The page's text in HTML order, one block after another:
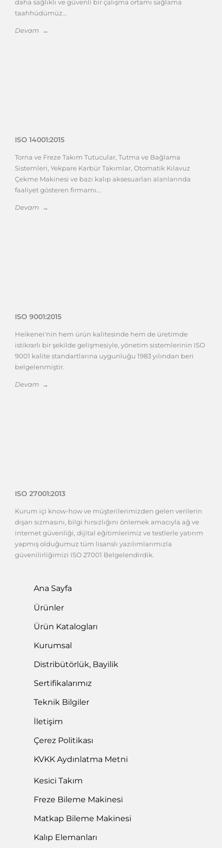
daha sağlıklı ve güvenli bir çalışma ortamı sağlama
taahhüdümüz...
Devam →
ISO 14001:2015
Torna ve Freze Takım Tutucular, Tutma ve Bağlama
Sistemleri, Yekpare Karbür Takımlar, Otomatik Kılavuz
Çekme Makinesi ve bazı kalıp aksesuarları alanlarında
faaliyet gösteren firmamı...
Devam →
ISO 9001:2015
Heikenei'nin hem ürün kalitesinde hem de üretimde
istikrarlı bir şekilde gelişmesiyle, yönetim sistemlerinin ISO
9001 kalite standartlarına uygunluğu 1983 yılından beri
belgelenmiştir.
Devam →
ISO 27001:2013
Kurum içi know-how ve müşterilerimizden gelen verilerin
dışarı sızmasını, bilgi hırsızlığını önlemek amacıyla ağ ve
internet güvenliği, dijital eğitimlerimiz ve testlerle yatırım
yapmış olduğumuz tüm lisanslı yazılımlarımızla
güvenilirliğimizi ISO 27001 Belgelendirdik.
Ana Sayfa
Ürünler
Ürün Katalogları
Kurumsal
Distribütörlük, Bayilik
Sertifikalarımız
Teknik Bilgiler
İletişim
Çerez Politikası
KVKK Aydınlatma Metni
Kesici Takım
Freze Bileme Makinesi
Matkap Bileme Makinesi
Kalıp Elemanları